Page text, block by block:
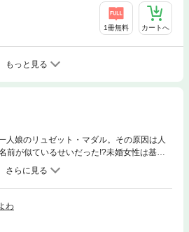
1冊無料 カートへ
もっと見る
人娘のリュゼット・マダル。その原因は人
前が似ているせいだった!?未婚女性は基本
手紙からが常なせいで、人違いによる求婚
に出来ることといえば、相手が勘違いに気
傷つけないようこちらから破談を提案して
きたリュゼットの元に、今度はエリート公
破談にしてあげようと思うリュゼットだっ
わ